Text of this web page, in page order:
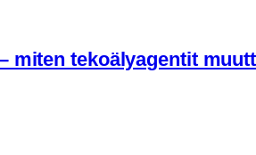
miten tekoälyagentit